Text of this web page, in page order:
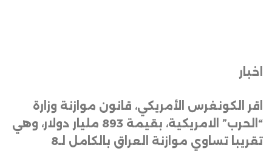
اخبار
اقر الكونغرس الأمريكي، قانون موازنة وزارة
“الحرب” الامريكية، بقيمة 893 مليار دولار، وهي
تقريبا تساوي موازنة العراق بالكامل لـ8